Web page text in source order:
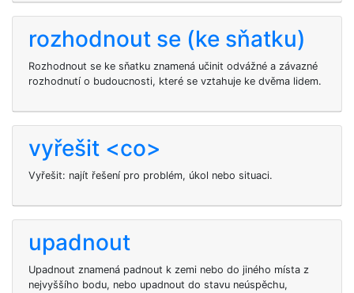
rozhodnout se (ke sňatku)
Rozhodnout se ke sňatku znamená učinit odvážné a závazné
rozhodnutí o budoucnosti, které se vztahuje ke dvěma lidem.
vyřešit <co>
Vyřešit: najít řešení pro problém, úkol nebo situaci.
upadnout
Upadnout znamená padnout k zemi nebo do jiného místa z
nejvyššího bodu, nebo upadnout do stavu neúspěchu,